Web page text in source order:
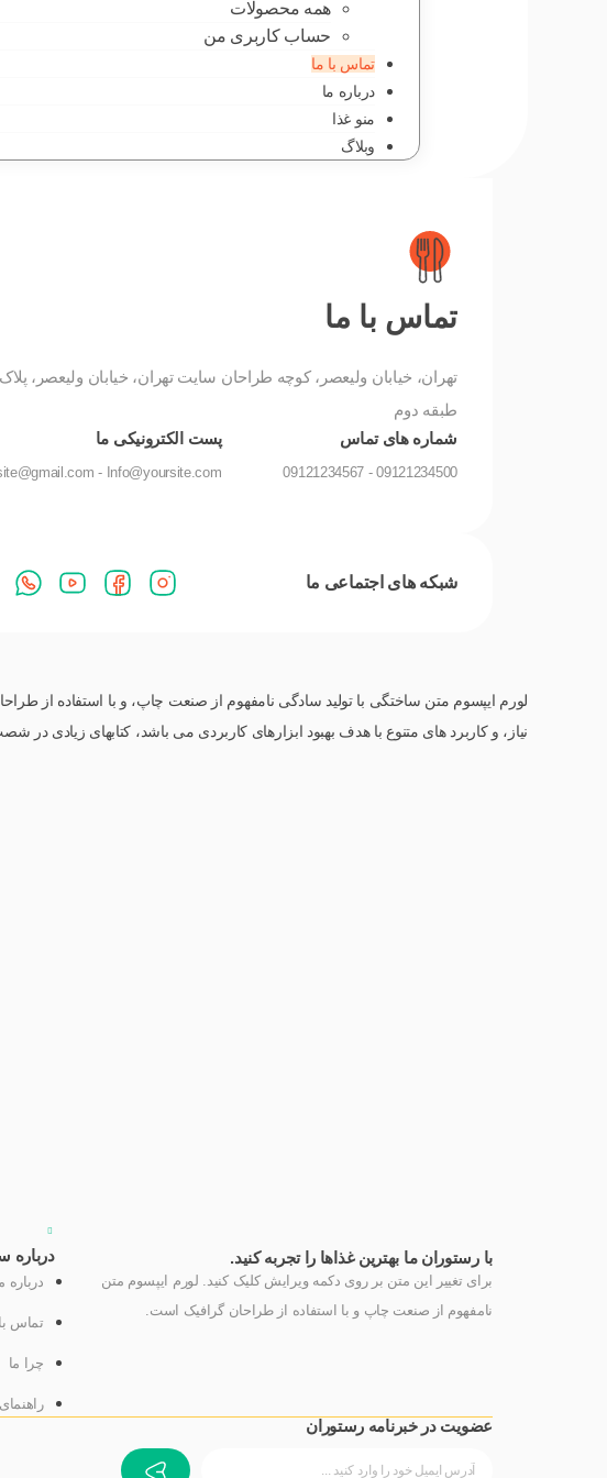
همه محصولات
حساب کاربری من
تماس با ما
درباره ما
منو غذا
وبلاگ
تماس با ما
طبقه دوم
شماره های تماس
09121234500 - 09121234567
پست الکترونیکی ما
- Info@yoursite.com
شبکه های اجتماعی ما
لورم ایپسوم متن ساختگی با تولید سادگی نامفهوم از صنعت چاپ، و با استفاده از
نیاز، و کاربرد های متنوع با هدف بهبود ابزارهای کاربردی می باشد، کتابهای
با رستوران ما بهترین غذاها را تجربه کنید.
برای تغییر این متن بر روی دکمه ویرایش کلیک کنید. لورم ایپسوم متن
نامفهوم از صنعت چاپ و با استفاده از طراحان گرافیک است.
درباره
درباره
تماس
چرا ما
عضویت در خبرنامه رستوران